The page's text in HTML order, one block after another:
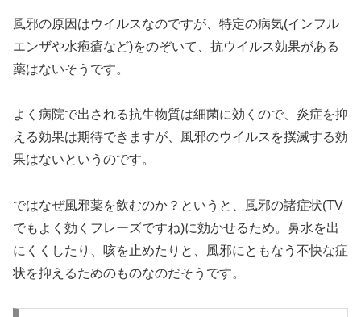
風邪の原因はウイルスなのですが、特定の病気(インフル
エンザや水疱瘡など)をのぞいて、抗ウイルス効果がある
薬はないそうです。
よく病院で出される抗生物質は細菌に効くので、炎症を抑
える効果は期待できますが、風邪のウイルスを撲滅する効
果はないというのです。
ではなぜ風邪薬を飲むのか？というと、風邪の諸症状(TV
でもよく効くフレーズですね)に効かせるため。鼻水を出
にくくしたり、咳を止めたりと、風邪にともなう不快な症
状を抑えるためのものなのだそうです。